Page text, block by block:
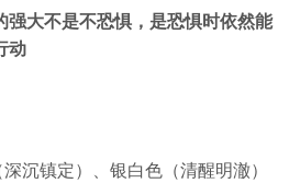
强大不是不恐惧，是恐惧时依然能
动
沉镇定）、银白色（清醒明澈）